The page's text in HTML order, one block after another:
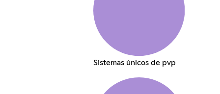
Sistemas únicos de pvp